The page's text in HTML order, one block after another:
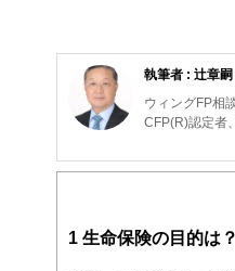
執筆者 : 辻章
ウィングFP相
CFP(R)認定者
元航空自衛隊
安を軽減する
1 生命保険の目的は